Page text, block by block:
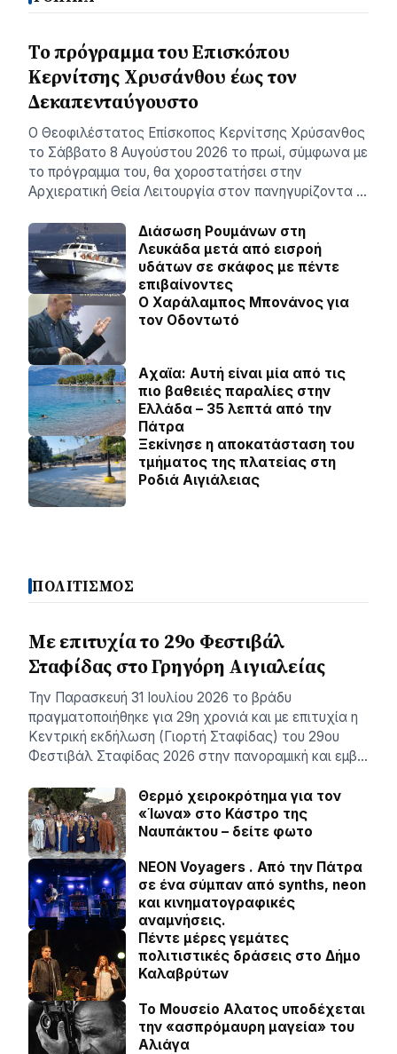
Το πρόγραμμα του Επισκόπου
Κερνίτσης Χρυσάνθου έως τον
Δεκαπενταύγουστο
Ο Θεοφιλέστατος Επίσκοπος Κερνίτσης Χρύσανθος
το Σάββατο 8 Αυγούστου 2026 το πρωί, σύμφωνα με
το πρόγραμμα του, θα χοροστατήσει στην
Αρχιερατική Θεία Λειτουργία στον πανηγυρίζοντα …
Διάσωση Ρουμάνων στη
Λευκάδα μετά από εισροή
υδάτων σε σκάφος με πέντε
επιβαίνοντες
Ο Χαράλαμπος Μπονάνος για
τον Οδοντωτό
Aχαϊα: Αυτή είναι μία από τις
πιο βαθειές παραλίες στην
Ελλάδα – 35 λεπτά από την
Πάτρα
Ξεκίνησε η αποκατάσταση του
τμήματος της πλατείας στη
Ροδιά Αιγιάλειας
ΠΟΛΙΤΙΣΜΟΣ
Με επιτυχία το 29ο Φεστιβάλ
Σταφίδας στο Γρηγόρη Aιγιαλείας
Την Παρασκευή 31 Ιουλίου 2026 το βράδυ
πραγματοποιήθηκε για 29η χρονιά και με επιτυχία η
Κεντρική εκδήλωση (Γιορτή Σταφίδας) του 29ου
Φεστιβάλ Σταφίδας 2026 στην πανοραμική και εμβ…
Θερμό χειροκρότημα για τον
«Ίωνα» στο Κάστρο της
Ναυπάκτου – δείτε φωτο
NEON Voyagers . Από την Πάτρα
σε ένα σύμπαν από synths, neon
και κινηματογραφικές
αναμνήσεις.
Πέντε μέρες γεμάτες
πολιτιστικές δράσεις στο Δήμο
Καλαβρύτων
Το Μουσείο Αλατος υποδέχεται
την «ασπρόμαυρη μαγεία» του
Αλιάγα